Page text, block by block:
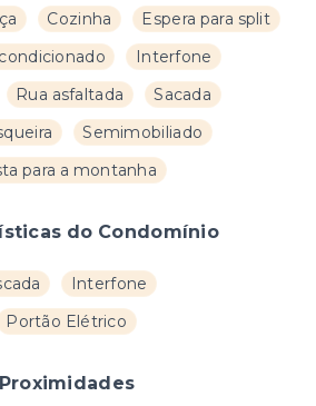
Cozinha
Espera para split
Interfone
Rua asfaltada
Sacada
Semimobiliado
para a montanha
do Condomínio
Interfone
Portão Elétrico
Proximidades